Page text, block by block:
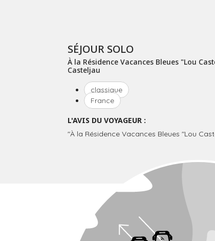
SÉJOUR SOLO
À la Résidence Vacances Bleues "Lou
Casteljau
classique
France
L'AVIS DU VOYAGEUR :
"À la Résidence Vacances Bleues "Lou